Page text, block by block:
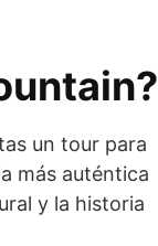
un tour para
más auténtica
y la historia